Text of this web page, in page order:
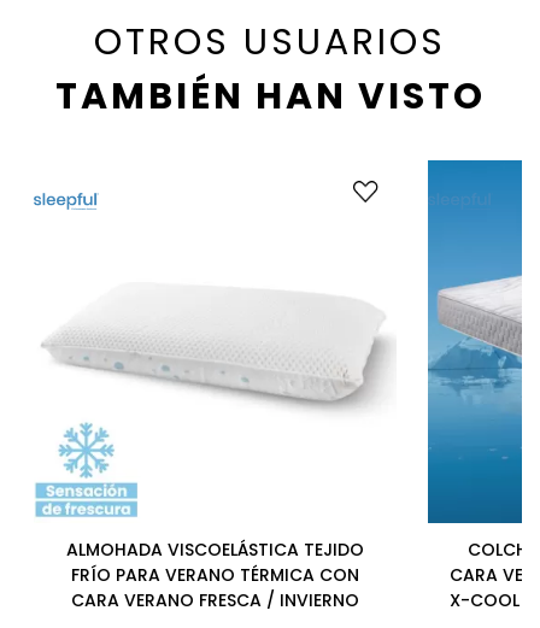
OTROS USUARIOS
TAMBIÉN HAN VISTO
ALMOHADA VISCOELÁSTICA TEJIDO
FRÍO PARA VERANO TÉRMICA CON
CARA VERANO FRESCA / INVIERNO
CARA
X-COOL Y